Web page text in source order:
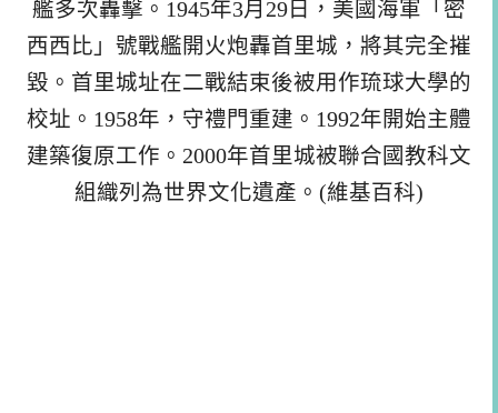
艦多次轟擊。1945年3月29日，美國海軍「密
西西比」號戰艦開火炮轟首里城，將其完全摧
毀。首里城址在二戰結束後被用作琉球大學的
校址。1958年，守禮門重建。1992年開始主體
建築復原工作。2000年首里城被聯合國教科文
組織列為世界文化遺產。(維基百科)